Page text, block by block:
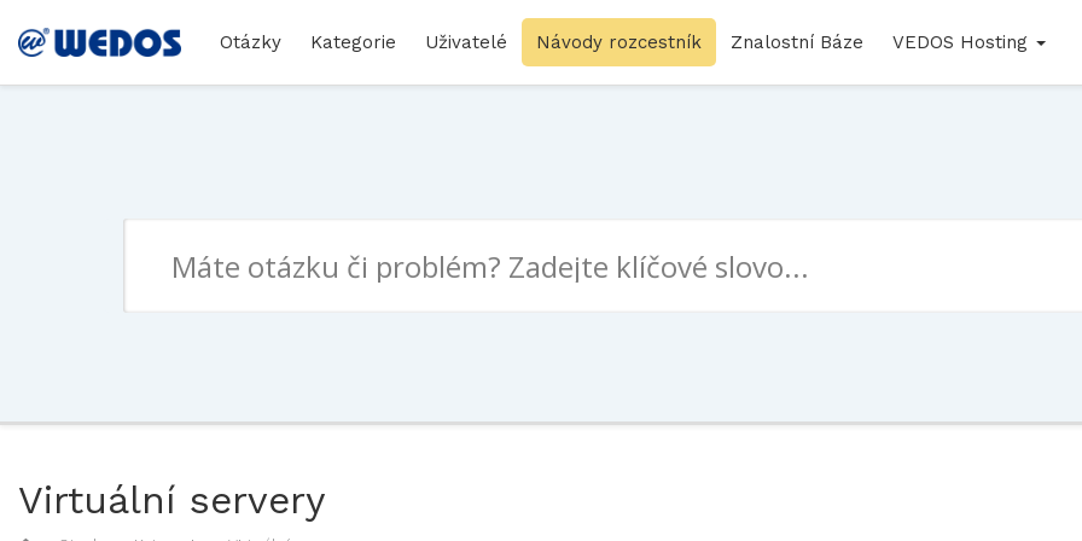
Otázky Kategorie Uživatelé Návody rozcestník Znalostní Báze VEDOS Hosting
Virtuální servery